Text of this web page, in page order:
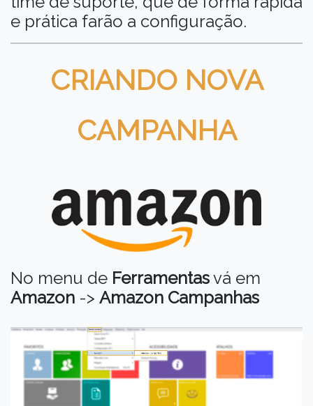
e prática farão a configuração.
CRIANDO NOVA
CAMPANHA
No menu de Ferramentasvá em
Amazon -> Amazon Campanhas